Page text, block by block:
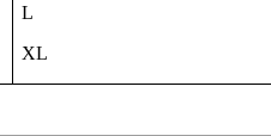
L
XL